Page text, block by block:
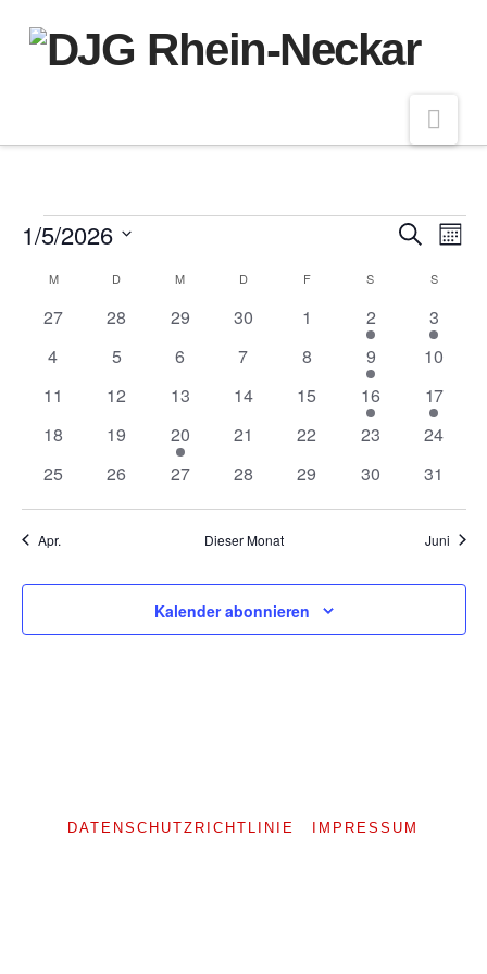
Veranstaltungen
und
Suche
Monat
1/5/2026
wählen.Kalender
von
Veranstaltungen
MMONTAG D DIENSTAGM MITTWOCH
DDONNERSTAG
FFREITAG S SAMSTAGS
0
27
0
28
0
29
0
30
0
Veranstaltungen
1
1
Veranstaltung
2
1
3
0
4
0
5
0
6
0
7
0
Veranstaltungen
8
1
Veranstaltung
9
0
10
0
11
0
12
0
13
0
14
0
Veranstaltungen
15
1
Veranstaltung
16
1
17
0
18
0
Veranstaltungen
19
1
Veranstaltung
20
0
21
0
22
0
23
0
24
0
25
0
26
0
27
0
28
0
29
0
30
0
31
Apr. Dieser Monat Juni
Kalender abonnieren
DATENSCHUTZRICHTLINIE IMPRESSUM